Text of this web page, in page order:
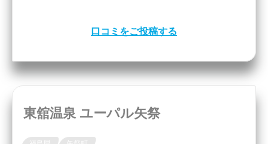
口コミをご投稿する
東舘温泉 ユーパル矢祭